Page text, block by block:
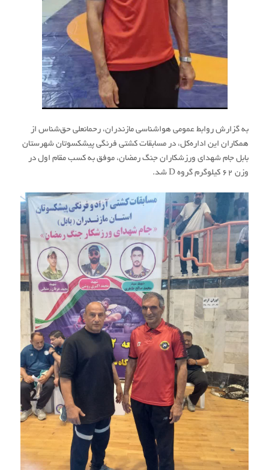
به گزارش روابط عمومی هواشناسی مازندران، رحمانعلی حق‌شناس از
همکاران این اداره‌کل، در مسابقات کشتی فرنگی پیشکسوتان شهرستان
بابل جام شهدای ورزشکاران جنگ رمضان، موفق به کسب مقام اول در
وزن ۶۲ کیلوگرم گروه D شد.